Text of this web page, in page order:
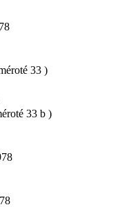
33 )
33 b )